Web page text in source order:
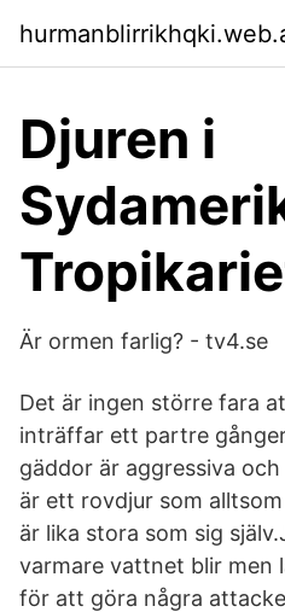
Djuren i
Är ormen farlig? - tv4.se
Det är ingen större fara
inträffar ett partre
gäddor är aggressiva
är ett rovdjur som
är lika stora som sig
varmare vattnet blir men
för att göra några